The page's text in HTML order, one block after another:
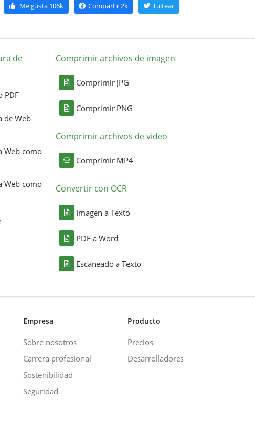
Me gusta106k Compartir 2k Tuitear
de
PDF
de Web
Web como
Web como
Comprimir archivos de imagen
Comprimir JPG
Comprimir PNG
Comprimir archivos de video
Comprimir MP4
Convertir con OCR
Imagen a Texto
PDF a Word
Escaneado a Texto
Empresa
Sobre nosotros
Carrera profesional
Sostenibilidad
Seguridad
Producto
Precios
Desarrolladores